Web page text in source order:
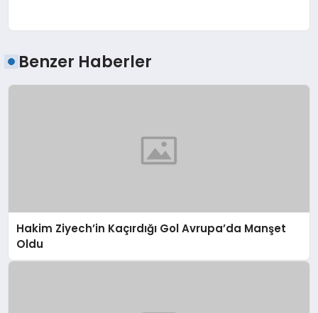
Benzer Haberler
Hakim Ziyech’in Kaçırdığı Gol Avrupa’da Manşet
Oldu